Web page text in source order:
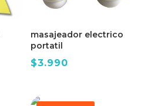
masajeador electrico
portatil
$3.990